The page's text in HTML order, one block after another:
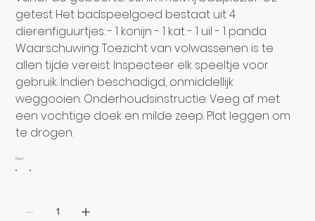
getest Het badspeelgoed bestaat uit 4
dierenfiguurtjes: - 1 konijn - 1 kat - 1 uil - 1 panda
Waarschuwing: Toezicht van volwassenen is te
allen tijde vereist. Inspecteer elk speeltje voor
gebruik. Indien beschadigd, onmiddellijk
weggooien. Onderhoudsinstructie: Veeg af met
een vochtige doek en milde zeep. Plat leggen om
te drogen.
Kleur